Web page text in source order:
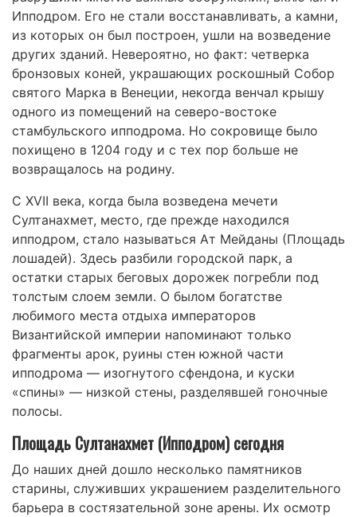
Ипподром. Его не стали восстанавливать, а камни,
из которых он был построен, ушли на возведение
других зданий. Невероятно, но факт: четверка
бронзовых коней, украшающих роскошный Собор
святого Марка в Венеции, некогда венчал крышу
одного из помещений на северо-востоке
стамбульского ипподрома. Но сокровище было
похищено в 1204 году и с тех пор больше не
возвращалось на родину.
С XVII века, когда была возведена мечети
Султанахмет, место, где прежде находился
ипподром, стало называться Ат Мейданы (Площадь
лошадей). Здесь разбили городской парк, а
остатки старых беговых дорожек погребли под
толстым слоем земли. О былом богатстве
любимого места отдыха императоров
Византийской империи напоминают только
фрагменты арок, руины стен южной части
ипподрома — изогнутого сфендона, и куски
«спины» — низкой стены, разделявшей гоночные
полосы.
Площадь Султанахмет (Ипподром) сегодня
До наших дней дошло несколько памятников
старины, служивших украшением разделительного
барьера в состязательной зоне арены. Их осмотр